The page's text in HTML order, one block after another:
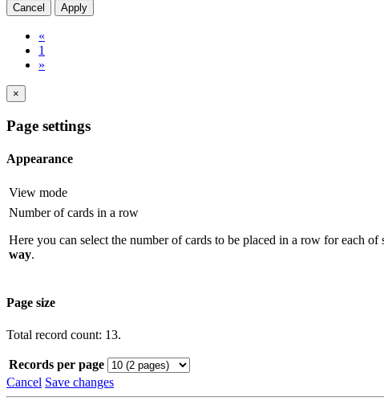
Cancel Apply
«
1
»
×
Page settings
Appearance
View mode
Number of cards in a row
Here you can select the number of cards to be placed in a row for each
way.
Page size
Total record count: 13.
Records per page
Cancel Save changes